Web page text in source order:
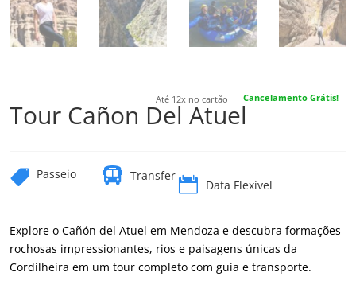
Até 12x no cartão Cancelamento Grátis!
Tour Cañon Del Atuel
 Passeio  Transfer  Data Flexível
Explore o Cañón del Atuel em Mendoza e descubra formações
rochosas impressionantes, rios e paisagens únicas da
Cordilheira em um tour completo com guia e transporte.